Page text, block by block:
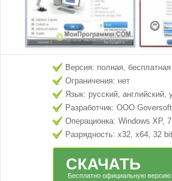
Версия: полная, бесплатная
Ограничения: нет
Язык: русский, английский,
Разработчик: ООО
Операционка: Windows XP,
Разрядность: x32, x64, 32
СКАЧАТЬ
Бесплатно официальную версию